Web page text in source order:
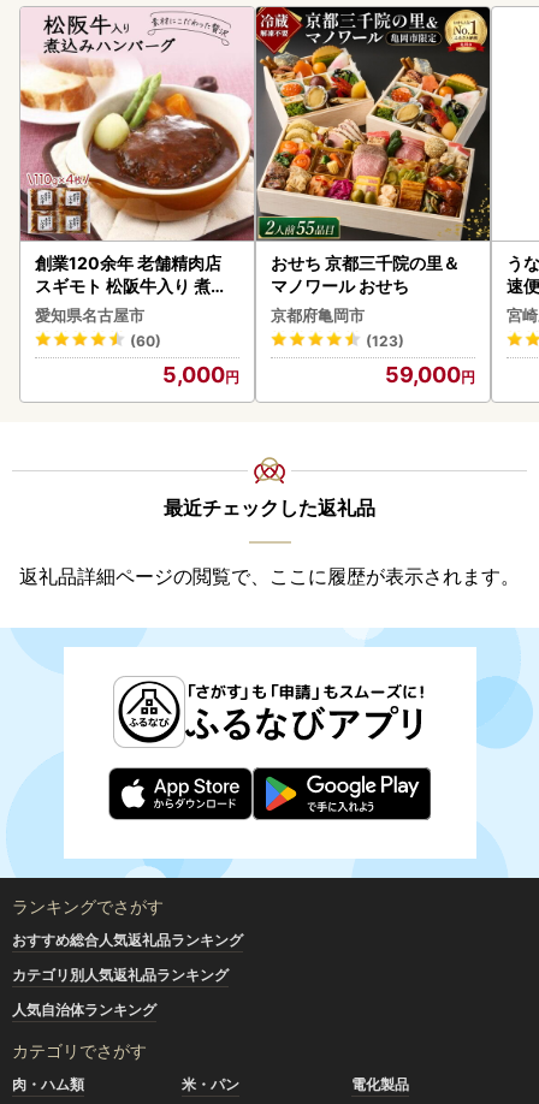
創業120余年 老舗精肉店
スギモト 松阪牛入り 煮込
み ハンバーグ 110g×4枚
惣菜 お取り寄せ グルメ ハ
ンバーグ 冷凍
愛知県名古屋市
(60)
5,000
おせち 京都三千院の里＆
マノワール おせち
京都府亀岡市
(123)
59,000
う
速
g以
宮
最近チェックした返礼品
返礼品詳細ページの閲覧で、ここに履歴が表示されます。
ランキングでさがす
おすすめ総合人気返礼品ランキング
カテゴリ別人気返礼品ランキング
人気自治体ランキング
カテゴリでさがす
肉・ハム類 米・パン
電化製品